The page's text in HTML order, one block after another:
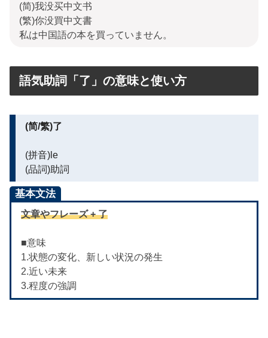
(简)我没买中文书
(繁)你没買中文書
私は中国語の本を買っていません。
語気助詞「了」の意味と使い方
(简/繁)了
(拼音)le
(品詞)助詞
基本文法
文章やフレーズ + 了
■意味
1.状態の変化、新しい状況の発生
2.近い未来
3.程度の強調